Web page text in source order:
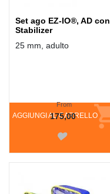
Set ago EZ-IO®, AD con
Stabilizer
25 mm, adulto
AGGIUNGI AL CARRELLO
From
175,00